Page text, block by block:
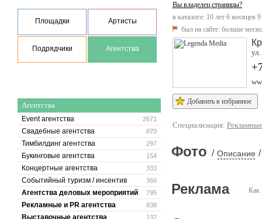
Площадки Артисты
Подрядчики Агентства
Агентства
2671
Event агентства
870
Свадебные агентства
297
Тимбилдинг агентства
154
Букинговые агентства
333
Концертные агентства
366
Событийный туризм / инсентив
795
Агентства деловых мероприятий
838
Рекламные и PR агентства
132
Выставочные агентства
Вы владелец страницы?
в каталоге: 10 лет 6 месяцев
был на сайте: больше
Добавить в избранное
Специализация:
Фото / Описание /
Как
Реклама